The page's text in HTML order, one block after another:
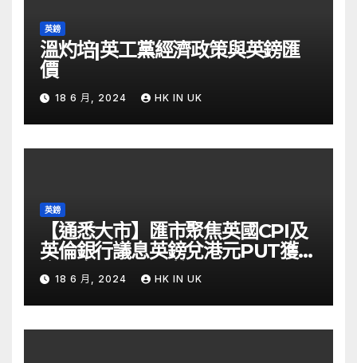
英鎊
溫灼培|英工黨經濟政策與英鎊匯
價
18 6 月, 2024 HK IN UK
英鎊
【通悉大市】匯市聚焦英國CPI及
英倫銀行議息英鎊兌港元PUT獲資
金留意 – Now 財經
18 6 月, 2024 HK IN UK